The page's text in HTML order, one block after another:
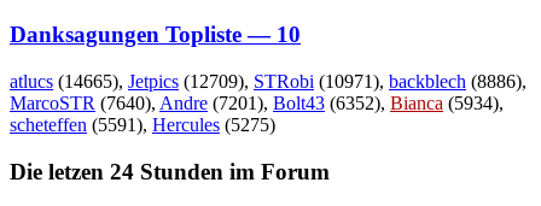
Danksagungen Topliste — 10
atlucs (14665), Jetpics (12709), STRobi (10971), backblech (8886),
MarcoSTR (7640), Andre (7201), Bolt43 (6352), Bianca (5934),
scheteffen (5591), Hercules (5275)
Die letzen 24 Stunden im Forum